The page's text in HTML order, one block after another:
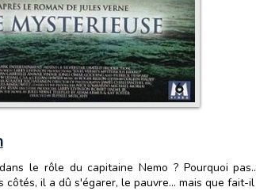
le rôle du capitaine Nemo ? Pourquoi
côtés, il a dû s'égarer, le pauvre... mais que fait-